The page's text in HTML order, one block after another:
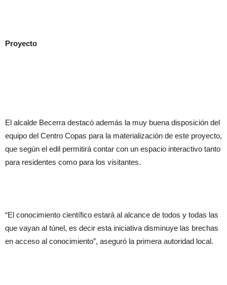
Proyecto
El alcalde Becerra destacó además la muy buena disposición del
equipo del Centro Copas para la materialización de este proyecto,
que según el edil permitirá contar con un espacio interactivo tanto
para residentes como para los visitantes.
“El conocimiento científico estará al alcance de todos y todas las
que vayan al túnel, es decir esta iniciativa disminuye las brechas
en acceso al conocimiento”, aseguró la primera autoridad local.